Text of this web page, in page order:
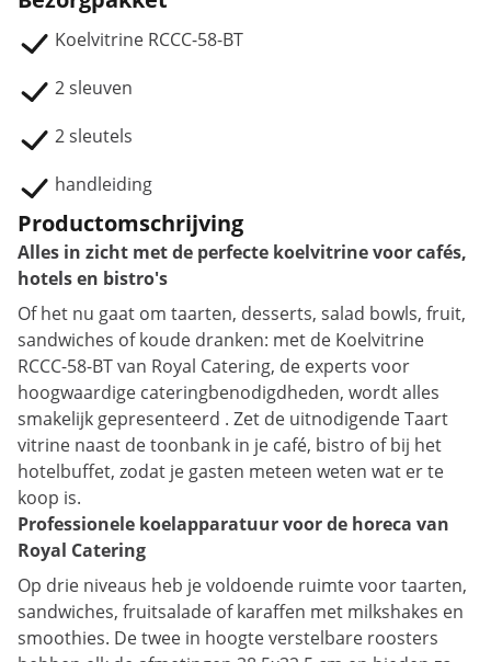
Koelvitrine RCCC-58-BT
2 sleuven
2 sleutels
handleiding
Productomschrijving
Alles in zicht met de perfecte koelvitrine voor cafés,
hotels en bistro's
Of het nu gaat om taarten, desserts, salad bowls, fruit,
sandwiches of koude dranken: met de Koelvitrine
RCCC-58-BT van Royal Catering, de experts voor
hoogwaardige cateringbenodigdheden, wordt alles
smakelijk gepresenteerd . Zet de uitnodigende Taart
vitrine naast de toonbank in je café, bistro of bij het
hotelbuffet, zodat je gasten meteen weten wat er te
koop is.
Professionele koelapparatuur voor de horeca van
Royal Catering
Op drie niveaus heb je voldoende ruimte voor taarten,
sandwiches, fruitsalade of karaffen met milkshakes en
smoothies. De twee in hoogte verstelbare roosters